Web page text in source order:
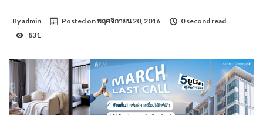
Byadmin Posted onพฤศจิกายน 20, 2016
0 second read
831